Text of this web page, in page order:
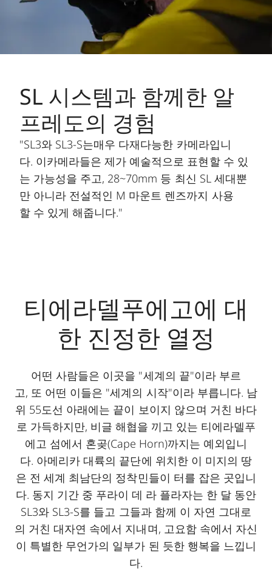
SL 시스템과 함께한 알
프레도의 경험
"SL3와 SL3-S는매우 다재다능한 카메라입니
다. 이카메라들은 제가 예술적으로 표현할 수 있
는 가능성을 주고, 28~70mm 등 최신 SL 세대뿐
만 아니라 전설적인 M 마운트 렌즈까지 사용
할 수 있게 해줍니다."
티에라델푸에고에 대
한 진정한 열정
어떤 사람들은 이곳을 "세계의 끝"이라 부르
고, 또 어떤 이들은 "세계의 시작"이라 부릅니다. 남
위 55도선 아래에는 끝이 보이지 않으며 거친 바다
로 가득하지만, 비글 해협을 끼고 있는 티에라델푸
에고 섬에서 혼곶(Cape Horn)까지는 예외입니
다. 아메리카 대륙의 끝단에 위치한 이 미지의 땅
은 전 세계 최남단의 정착민들이 터를 잡은 곳입니
다. 동지 기간 중 푸라이 데 라 플라자는 한 달 동안
SL3와 SL3-S를 들고 그들과 함께 이 자연 그대로
의 거친 대자연 속에서 지내며, 고요함 속에서 자신
이 특별한 무언가의 일부가 된 듯한 행복을 느낍니
다.